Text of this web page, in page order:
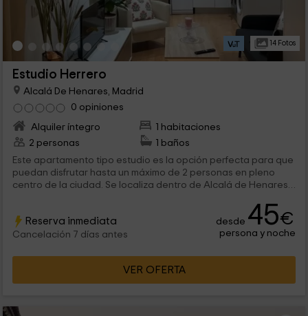
14 Fotos
Estudio Herrero
Alcalá De Henares, Madrid
0 opiniones
Alquiler íntegro
1 habitaciones
2 personas
1 baños
Este apartamento tipo estudio es la opción perfecta para que
puedan disfrutar hasta un máximo de 2 personas en pleno
centro de la ciudad. Se localiza dentro de Alcalá de Henares,
disfrutar de una jornada de turismo rural perfecta y completa.
Reserva inmediata
Cancelación 7 días antes
desde 45€
persona y noche
VER OFERTA